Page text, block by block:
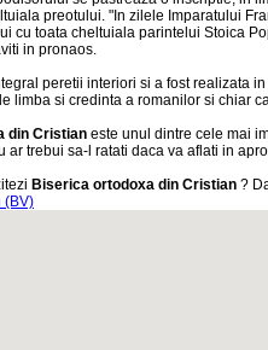
preotului. "In zilele Imparatului
cu toata cheltuiala parintelui Stoica
in pronaos.
peretii interiori si a fost realizata
limba si credinta a romanilor si chiar
din Cristian este unul dintre cele mai
ar trebui sa-l ratati daca va aflati in
Biserica ortodoxa din Cristian ?
(BV)